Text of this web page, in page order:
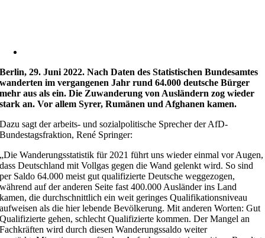
Berlin, 29. Juni 2022.Nach Daten des Statistischen Bundesamtes
wanderten im vergangenen Jahr rund 64.000 deutsche Bürger
mehr aus als ein. Die Zuwanderung von Ausländern zog wieder
stark an. Vor allem Syrer, Rumänen und Afghanen kamen.
Dazu sagt der arbeits- und sozialpolitische Sprecher der AfD-
Bundestagsfraktion, René Springer:
„Die Wanderungsstatistik für 2021 führt uns wieder einmal vor Augen,
dass Deutschland mit Vollgas gegen die Wand gelenkt wird. So sind
per Saldo 64.000 meist gut qualifizierte Deutsche weggezogen,
während auf der anderen Seite fast 400.000 Ausländer ins Land
kamen, die durchschnittlich ein weit geringes Qualifikationsniveau
aufweisen als die hier lebende Bevölkerung. Mit anderen Worten: Gut
Qualifizierte gehen, schlecht Qualifizierte kommen. Der Mangel an
Fachkräften wird durch diesen Wanderungssaldo weiter